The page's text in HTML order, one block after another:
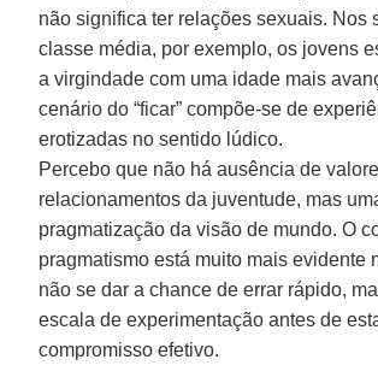
não significa ter relações sexuais. Nos
classe média, por exemplo, os jovens
a virgindade com uma idade mais
cenário do “ficar” compõe-se de
erotizadas no sentido lúdico.
Percebo que não há ausência de
relacionamentos da juventude, mas
pragmatização da visão de mundo. O
pragmatismo está muito mais evidente
não se dar a chance de errar rápido,
escala de experimentação antes de
compromisso efetivo.